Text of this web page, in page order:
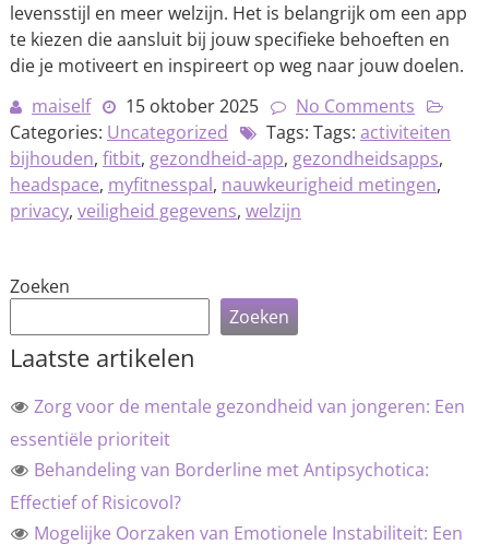
levensstijl en meer welzijn. Het is belangrijk om een app
te kiezen die aansluit bij jouw specifieke behoeften en
die je motiveert en inspireert op weg naar jouw doelen.
maiself
15 oktober 2025
No Comments
Categories: Uncategorized Tags: Tags: activiteiten
bijhouden, fitbit, gezondheid-app, gezondheidsapps,
headspace, myfitnesspal, nauwkeurigheid metingen,
privacy, veiligheid gegevens, welzijn
Zoeken
Zoeken
Laatste artikelen
Zorg voor de mentale gezondheid van jongeren: Een
essentiële prioriteit
Behandeling van Borderline met Antipsychotica:
Effectief of Risicovol?
Mogelijke Oorzaken van Emotionele Instabiliteit: Een